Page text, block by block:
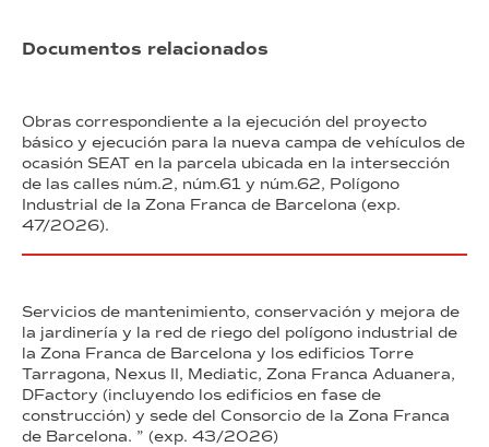
Documentos relacionados
Obras correspondiente a la ejecución del proyecto
básico y ejecución para la nueva campa de vehículos de
ocasión SEAT en la parcela ubicada en la intersección
de las calles núm.2, núm.61 y núm.62, Polígono
Industrial de la Zona Franca de Barcelona (exp.
47/2026).
Servicios de mantenimiento, conservación y mejora de
la jardinería y la red de riego del polígono industrial de
la Zona Franca de Barcelona y los edificios Torre
Tarragona, Nexus II, Mediatic, Zona Franca Aduanera,
DFactory (incluyendo los edificios en fase de
construcción) y sede del Consorcio de la Zona Franca
de Barcelona. ” (exp. 43/2026)